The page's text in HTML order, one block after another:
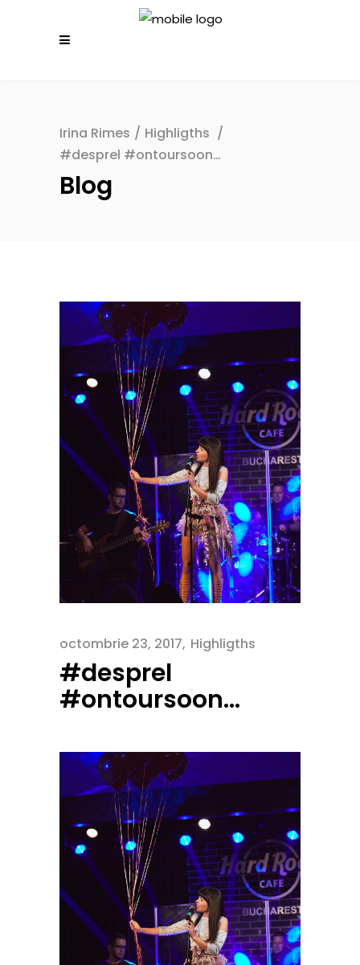
Irina Rimes / Highligths /
#desprel #ontoursoon…
Blog
octombrie 23, 2017 Highligths
#desprel
#ontoursoon…